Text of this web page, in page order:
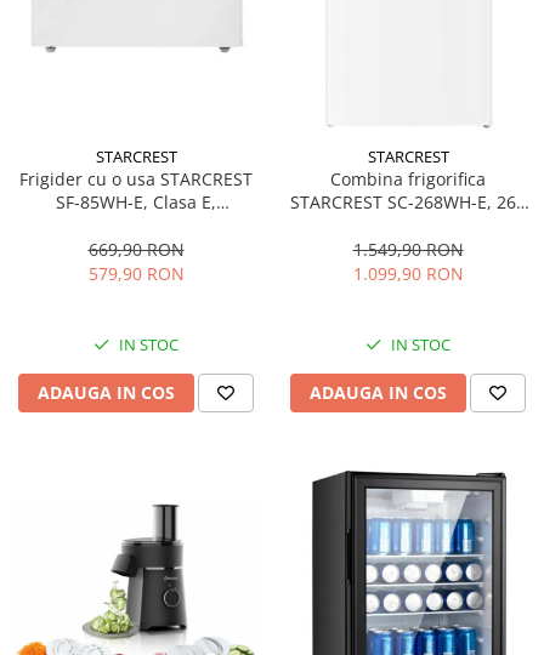
STARCREST
Frigider cu o usa STARCREST
SF-85WH-E, Clasa E,
interioara, Compartiment
gheata, H 82 cm, Alb
669,90 RON
579,90 RON
IN STOC
ADAUGA IN COS
STARCREST
Combina frigorifica
STARCREST SC-268WH-E, 268
Termostat reglabil, Iluminare
LED, Picioare ajustabile, Usi
1.549,90 RON
1.099,90 RON
IN STOC
ADAUGA IN COS